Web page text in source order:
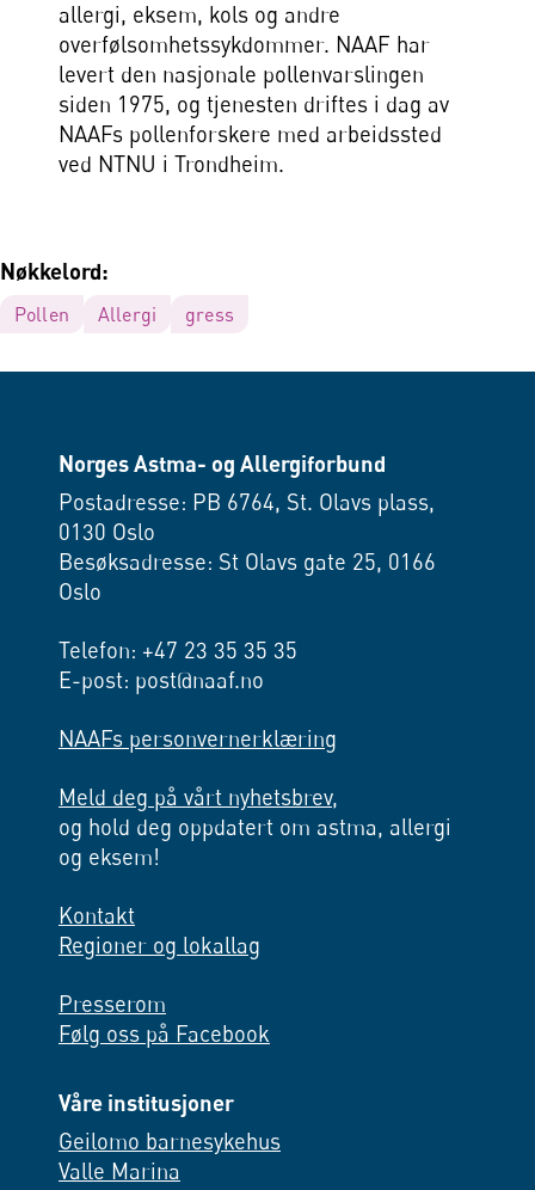
allergi, eksem, kols og andre
overfølsomhetssykdommer. NAAF har
levert den nasjonale pollenvarslingen
siden 1975, og tjenesten driftes i dag av
NAAFs pollenforskere med arbeidssted
ved NTNU i Trondheim.
Nøkkelord:
Pollen Allergi gress
Norges Astma- og Allergiforbund
Postadresse: PB 6764, St. Olavs plass,
0130 Oslo
Besøksadresse: St Olavs gate 25, 0166
Oslo
Telefon: +47 23 35 35 35
E-post: post@naaf.no
NAAFs personvernerklæring
Meld deg på vårt nyhetsbrev,
og hold deg oppdatert om astma, allergi
og eksem!
Kontakt
Regioner og lokallag
Presserom
Følg oss på Facebook
Våre institusjoner
Geilomo barnesykehus
Valle Marina